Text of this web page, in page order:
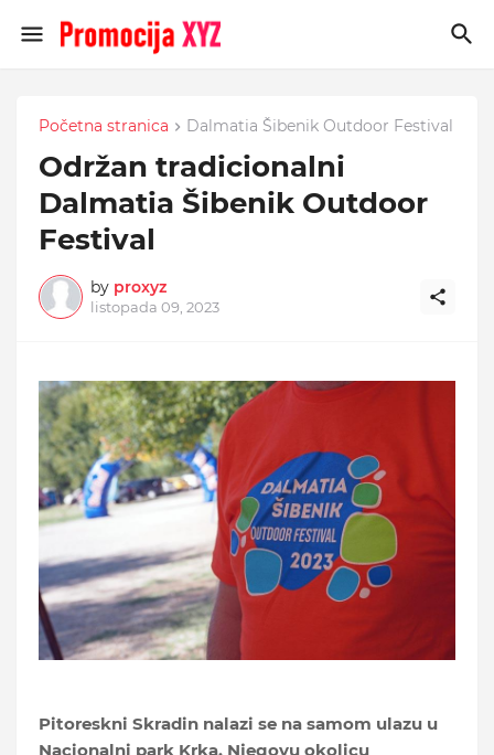
Početna stranica Dalmatia Šibenik Outdoor Festival
Održan tradicionalni
Dalmatia Šibenik Outdoor
Festival
by proxyz
listopada 09, 2023
Pitoreskni Skradin nalazi se na samom ulazu u
Nacionalni park Krka. Njegovu okolicu